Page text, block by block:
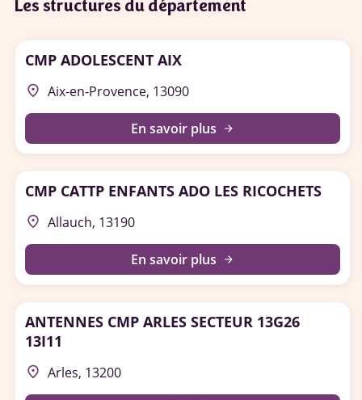
Les structures du département
CMP ADOLESCENT AIX
place Aix-en-Provence, 13090
En savoir plus arrow_forward
CMP CATTP ENFANTS ADO LES RICOCHETS
place Allauch, 13190
En savoir plus arrow_forward
ANTENNES CMP ARLES SECTEUR 13G26
13I11
place Arles, 13200